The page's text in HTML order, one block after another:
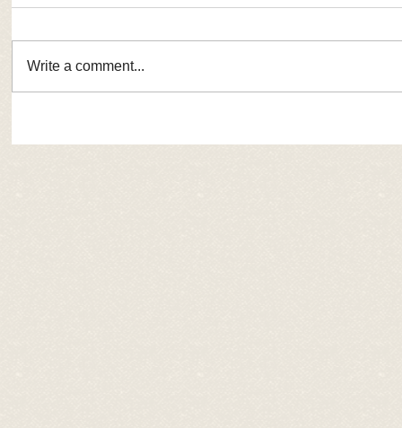
Write a comment...